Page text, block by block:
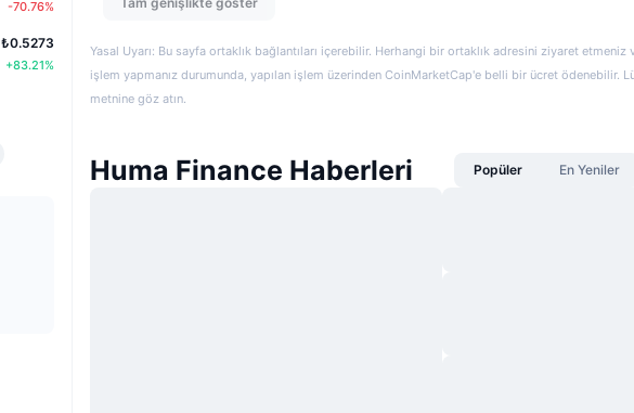
-70.76%
₺0.5273
+83.21%
Yasal Uyarı: Bu sayfa ortaklık bağlantıları içerebilir. Herhangi bir ortaklık adresini ziyaret
işlem yapmanız durumunda, yapılan işlem üzerinden CoinMarketCap'e belli bir ücret ödenebilir.
metnine göz atın.
Huma Finance Haberleri Popüler En Yeniler